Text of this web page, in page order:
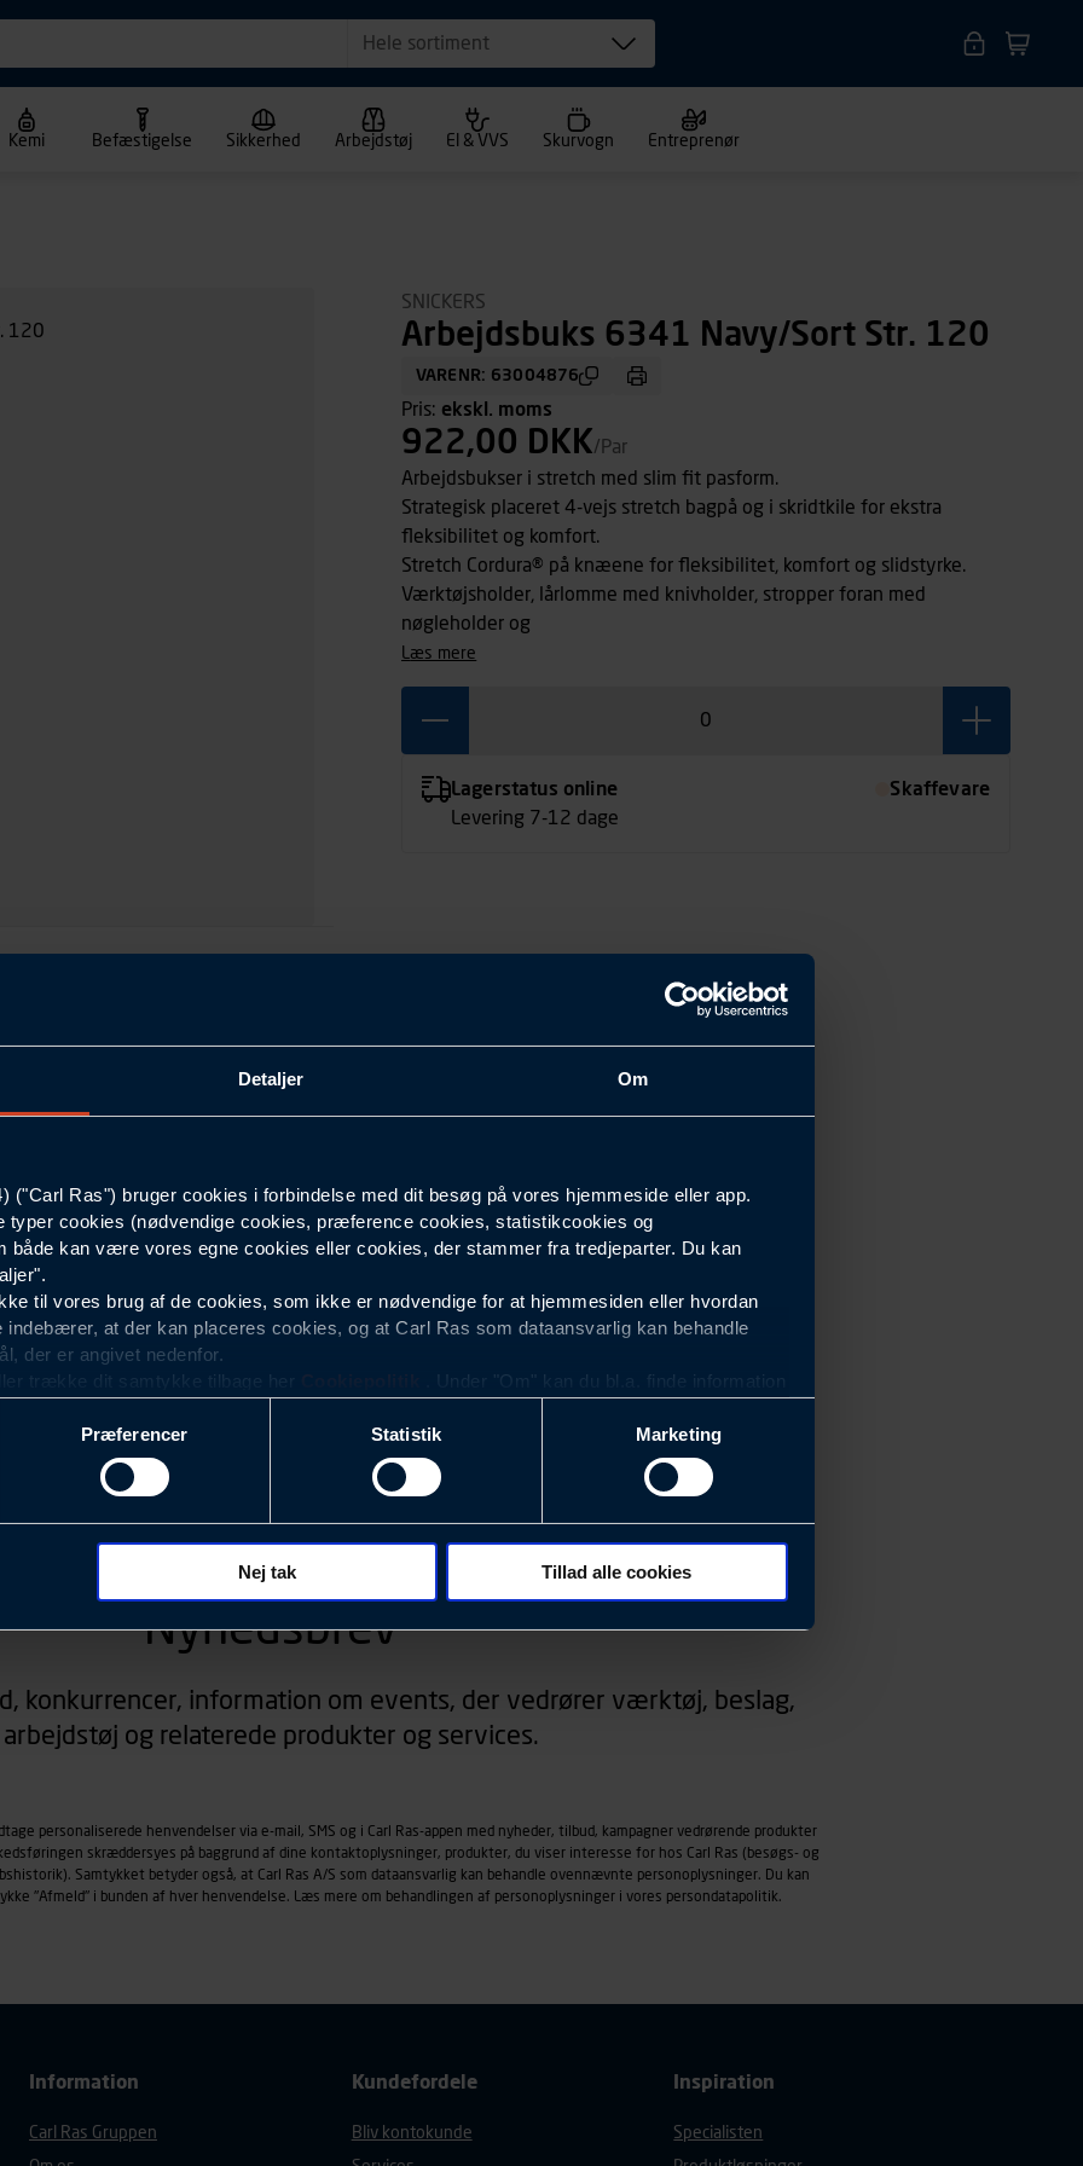
Detaljer Om
("Carl Ras") bruger cookies i forbindelse med dit besøg på vores hjemmeside eller app.
typer cookies (nødvendige cookies, præference cookies, statistikcookies og
både kan være vores egne cookies eller cookies, der stammer fra tredjeparter. Du kan
til vores brug af de cookies, som ikke er nødvendige for at hjemmesiden eller hvordan
indebærer, at der kan placeres cookies, og at Carl Ras som dataansvarlig kan behandle
der er angivet nedenfor.
trække dit samtykke tilbage her
. Under "Om" kan du bl.a. finde information
med det formål at optimere design, brugervenlighed og effektiviteten af vores
analyser af, hvilke oplysninger der er mest populære, og som derfor skal være nemme at
hvad der klikkes på, sider/indhold der besøges, browsertype, søgeord, IP-adresse,
(computer, smartphone mv.) samt de features, der anvendes.
sig på. Til dette formål behandles der personoplysninger om dit foretrukne sprog, og den
med det formål at spore besøgende på vores hjemmeside og apps med
vise annoncer, der er relevante (profilering). Til dette formål behandles der
der anvendes.
persondatapolitik, der indeholder yderligere information om behandling af
Præferencer Statistik Marketing
Nej tak Tillad alle cookies
Hele sortiment
Kemi Befæstigelse Sikkerhed Arbejdstøj El & VVS Skurvogn Entreprenør
76
Mørkeblå
SNICKERS
Arbejdsbuks 6341 Navy/Sort Str. 120
VARENR: 63004876
Pris: ekskl. moms
922,00 DKK/Par
Arbejdsbukser i stretch med slim fit pasform.
Strategisk placeret 4-vejs stretch bagpå og i skridtkile for ekstra
fleksibilitet og komfort.
Stretch Cordura® på knæene for fleksibilitet, komfort og slidstyrke.
Værktøjsholder, lårlomme med knivholder, stropper foran med
nøgleholder og
læs mere
Lagerstatus online
Levering 7-12 dage
Skaffevare
Nyhedsbrev
konkurrencer, information om events, der vedrører værktøj, beslag,
arbejdstøj og relaterede produkter og services.
personaliserede henvendelser via e-mail, SMS og i Carl Ras-appen med nyheder, tilbud, kampagner vedrørende produkter
skræddersyes på baggrund af dine kontaktoplysninger, produkter, du viser interesse for hos Carl Ras (besøgs- og
Samtykket betyder også, at Carl Ras A/S som dataansvarlig kan behandle ovennævnte personoplysninger. Du kan
"Afmeld" i bunden af hver henvendelse. Læs mere om behandlingen af personoplysninger i vores persondatapolitik.
Information
Carl Ras Gruppen
Kundefordele
Bliv kontokunde
Inspiration
Specialisten